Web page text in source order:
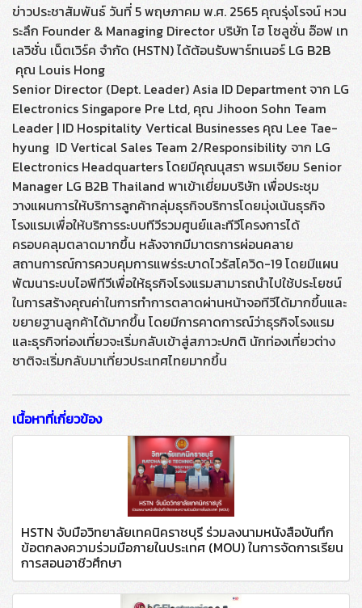
ข่าวประชาสัมพันธ์ วันที่ 5 พฤษภาคม พ.ศ. 2565 คุณรุ่งโรจน์ หวน
ระลึก Founder & Managing Director บริษัท ไฮ โซลูชั่น อ๊อฟ เท
เลวิชั่น เน็ตเวิร์ค จำกัด (HSTN) ได้ต้อนรับพาร์ทเนอร์ LG B2B
คุณ Louis Hong
Senior Director (Dept. Leader) Asia ID Department จาก LG
Electronics Singapore Pre Ltd, คุณ Jihoon Sohn Team
Leader | ID Hospitality Vertical Businesses คุณ Lee Tae-
hyung ID Vertical Sales Team 2/Responsibility จาก LG
Electronics Headquarters โดยมีคุณนุสรา พรมเจียม Senior
Manager LG B2B Thailand พาเข้าเยี่ยมบริษัท เพื่อประชุม
วางแผนการให้บริการลูกค้ากลุ่มธุรกิจบริการโดยมุ่งเน้นธุรกิจ
โรงแรมเพื่อให้บริการระบบทีวีรวมศูนย์และทีวีโครงการได้
ครอบคลุมตลาดมากขึ้น หลังจากมีมาตรการผ่อนคลาย
สถานการณ์การควบคุมการแพร่ระบาดไวรัสโควิด-19 โดยมีแผน
พัฒนาระบบไอพีทีวีเพื่อให้ธุรกิจโรงแรมสามารถนำไปใช้ประโยชน์
ในการสร้างคุณค่าในการทำการตลาดผ่านหน้าจอทีวีได้มากขึ้นและ
ขยายฐานลูกค้าได้มากขึ้น โดยมีการคาดการณ์ว่าธุรกิจโรงแรม
และธุรกิจท่องเที่ยวจะเริ่มกลับเข้าสู่สภาวะปกติ นักท่องเที่ยวต่าง
ชาติจะเริ่มกลับมาเที่ยวประเทศไทยมากขึ้น
เนื้อหาที่เกี่ยวข้อง
HSTN จับมือวิทยาลัยเทคนิคราชบุรี ร่วมลงนามหนังสือบันทึก
ข้อตกลงความร่วมมือภายในประเทศ (MOU) ในการจัดการเรียน
การสอนอาชีวศึกษา